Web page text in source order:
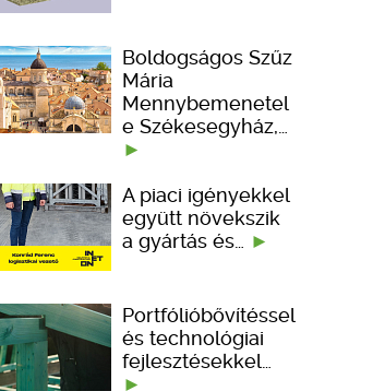
Boldogságos Szűz
Mária
Mennybemenetel
e Székesegyház,…
A piaci igényekkel
együtt növekszik
a gyártás és…
Portfólióbővítéssel
és technológiai
fejlesztésekkel…